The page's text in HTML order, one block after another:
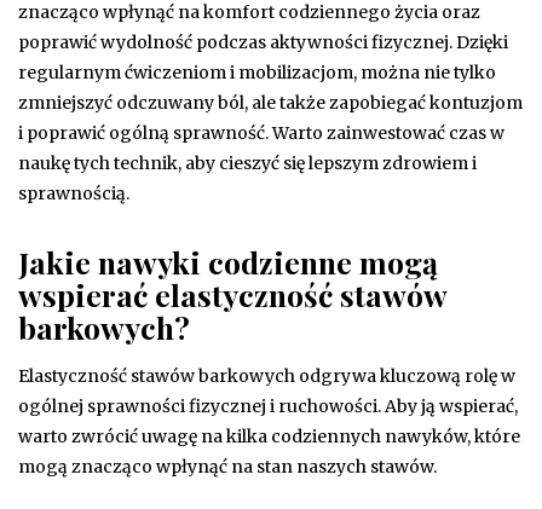
znacząco wpłynąć na komfort codziennego życia oraz
poprawić wydolność podczas aktywności fizycznej. Dzięki
regularnym ćwiczeniom i mobilizacjom, można nie tylko
zmniejszyć odczuwany ból, ale także zapobiegać kontuzjom
i poprawić ogólną sprawność. Warto zainwestować czas w
naukę tych technik, aby cieszyć się lepszym zdrowiem i
sprawnością.
Jakie nawyki codzienne mogą
wspierać elastyczność stawów
barkowych?
Elastyczność stawów barkowych odgrywa kluczową rolę w
ogólnej sprawności fizycznej i ruchowości. Aby ją wspierać,
warto zwrócić uwagę na kilka codziennych nawyków, które
mogą znacząco wpłynąć na stan naszych stawów.